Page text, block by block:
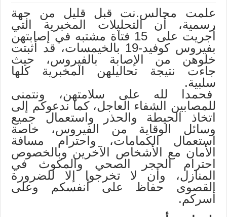
علمت مجالس.نت قبل قليل من جهة
رسمية، أن التحليلات المخبرية التي
أجريت على 15 فتاة مشتبه في إصابتهن
بفيروس كوفيد-19 بالخيمسات، قد أثبتت
خلوهن من الإصابة بالفيروس، حيث
جاءت نتيجة تحاليلهن المخبرية كلها
سلبية.
فحمدا لله على سلامتهن، ونتمنى
للمصابين الشفاء العاجل، كما ندعوكم إلى
اتخاذ الحيطة والحذر واستعمال جميع
وسائل الوقاية من الفيروس، خاصة
استعمال الكمامات، واحترام مسافة
الأمان مع الأشخاص الآخرين وبالخصوص
احترام الحجر الصحي والمكوث في
المنازل، وأن لا تخرجوا إلا للضرورة
القصوى حفاظ على أنفسكم وعلى
أسركم.